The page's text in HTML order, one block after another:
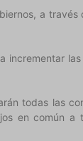
a
incrementar
todas las
en común a